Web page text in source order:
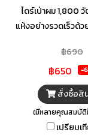
ไดร์เป่าผม 1,800
แห้งอย่างรวดเร็วด้ว
วัตต์ นอกจากนี้ยังมีโ
ศีรษะและโหมดป้อง
สำหรับการดูแลผมแ
สวิตช์แบบ Cool-
กระแสลมเย็นจัดด้วย
ครั้งเดียวจะช่วยรัก
฿690
฿650 -
สั่งซื้อสิ
(มีหลายคุณสมบัติ
เปรียบเ